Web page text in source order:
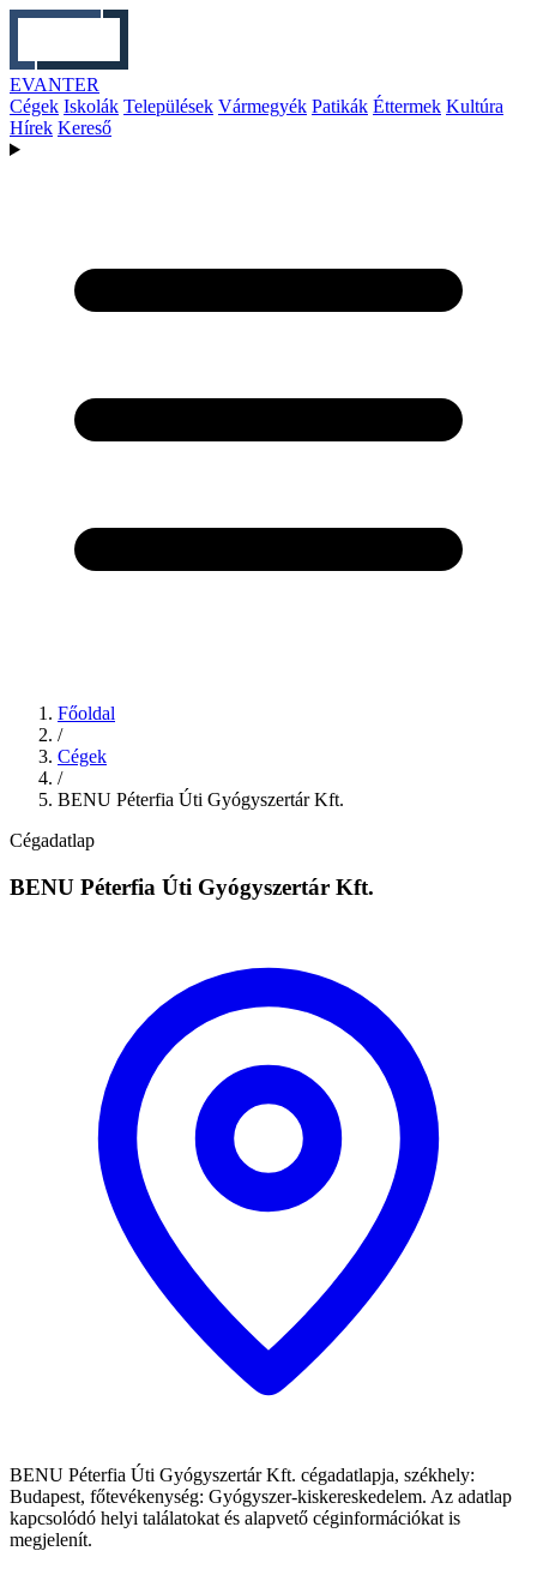
EVANTER
Cégek Iskolák Települések Vármegyék Patikák Éttermek Kultúra
Hírek Kereső
Főoldal
/
Cégek
/
BENU Péterfia Úti Gyógyszertár Kft.
Cégadatlap
BENU Péterfia Úti Gyógyszertár Kft.
BENU Péterfia Úti Gyógyszertár Kft. cégadatlapja, székhely:
Budapest, főtevékenység: Gyógyszer-kiskereskedelem. Az adatlap
kapcsolódó helyi találatokat és alapvető céginformációkat is
megjelenít.